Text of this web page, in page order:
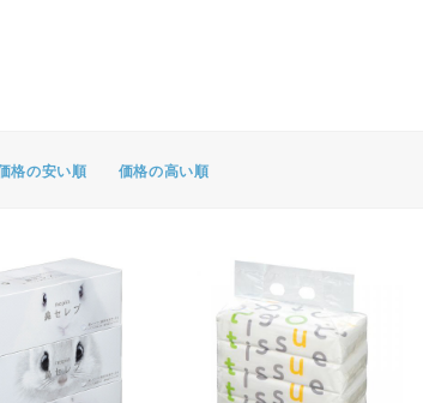
格の安い順 価格の高い順